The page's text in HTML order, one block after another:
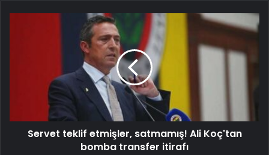
Servet teklif etmişler, satmamış! Ali Koç'tan
bomba transfer itirafı